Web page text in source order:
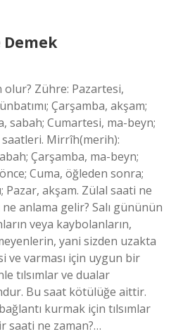
Zühre: Pazartesi,
Çarşamba, akşam;
sabah; Cumartesi, ma-beyn;
saatleri. Mirrîh(merih):
Çarşamba, ma-beyn;
Cuma, öğleden sonra;
Pazar, akşam. Zülal saati ne
anlama gelir? Salı gününün
veya kaybolanların,
yani sizden uzakta
ve varması için uygun bir
tılsımlar ve dualar
Bu saat kötülüğe aittir.
kurmak için tılsımlar
saati ne zaman?…